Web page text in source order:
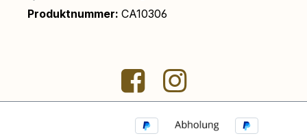
Produktnummer: CA10306